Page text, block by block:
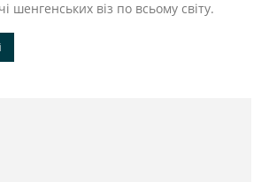
шенгенських віз по всьому світу.